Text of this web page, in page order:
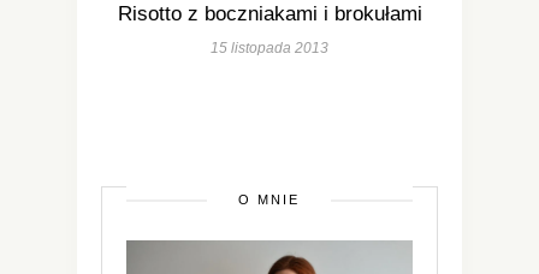
Risotto z boczniakami i brokułami
15 listopada 2013
O MNIE